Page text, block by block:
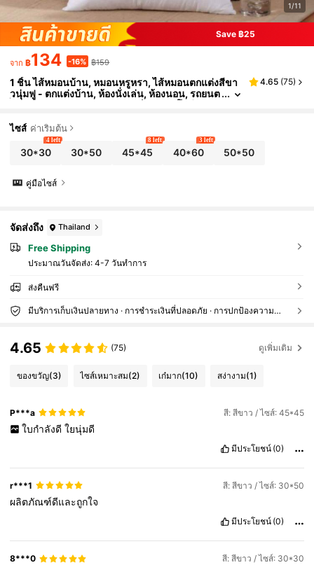
1/11
Save ฿25
จาก ฿134 -16% ฿159
1 ชิ้น ไส้หมอนบ้าน, หมอนหรูหรา, ไส้หมอนตกแต่งสีขา
วนุ่มฟู - ตกแต่งบ้าน, ห้องนั่งเล่น, ห้องนอน, รถยนต
4.65 (75)
ไซส์ ค่าเริ่มต้น
30*30
4 left
30*50 45*45
8 left
40*60
3 left
50*50
คู่มือไซส์
จัดส่งถึง Thailand
Free Shipping
ประมาณวันจัดส่ง: 4-7 วันทำการ
ส่งคืนฟรี
มีบริการเก็บเงินปลายทาง · การชำระเงินที่ปลอดภัย · การปกป้องความเป็นส่วนตัว
4.65 (75) ดูเพิ่มเติม
ของขวัญ(3) ไซส์เหมาะสม(2) เก๋มาก(10) สง่างาม(1)
P***a สี: สีขาว / ไซส์: 45*45
ใบกำลังดี ใยนุ่มดี
มีประโยชน์ (0)
r***1 สี: สีขาว / ไซส์: 30*50
ผลิตภัณฑ์ดีและถูกใจ
มีประโยชน์ (0)
8***0 สี: สีขาว / ไซส์: 30*30